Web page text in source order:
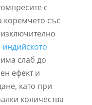
с
коремчето със
индийското
слаб до
ефект и
като при
количества